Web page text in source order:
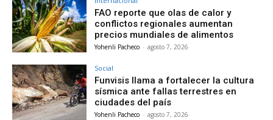
FAO reporte que olas de calor y
conflictos regionales aumentan
precios mundiales de alimentos
Yohenli Pacheco - agosto 7, 2026
Social
Funvisis llama a fortalecer la cultura
sísmica ante fallas terrestres en
ciudades del país
Yohenli Pacheco - agosto 7, 2026